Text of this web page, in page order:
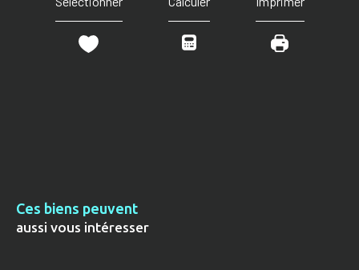
Ces biens peuvent
aussi vous intéresser